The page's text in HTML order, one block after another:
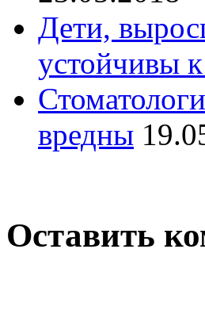
Дети,
устойчивы
вредны
Оставить